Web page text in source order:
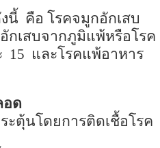
นี้ คือ โรคจมูกอักเสบ
กเสบจากภูมิแพ้หรือโรค
15 และโรคแพ้อาหาร
อด
ตุ้นโดยการติดเชื้อโรค